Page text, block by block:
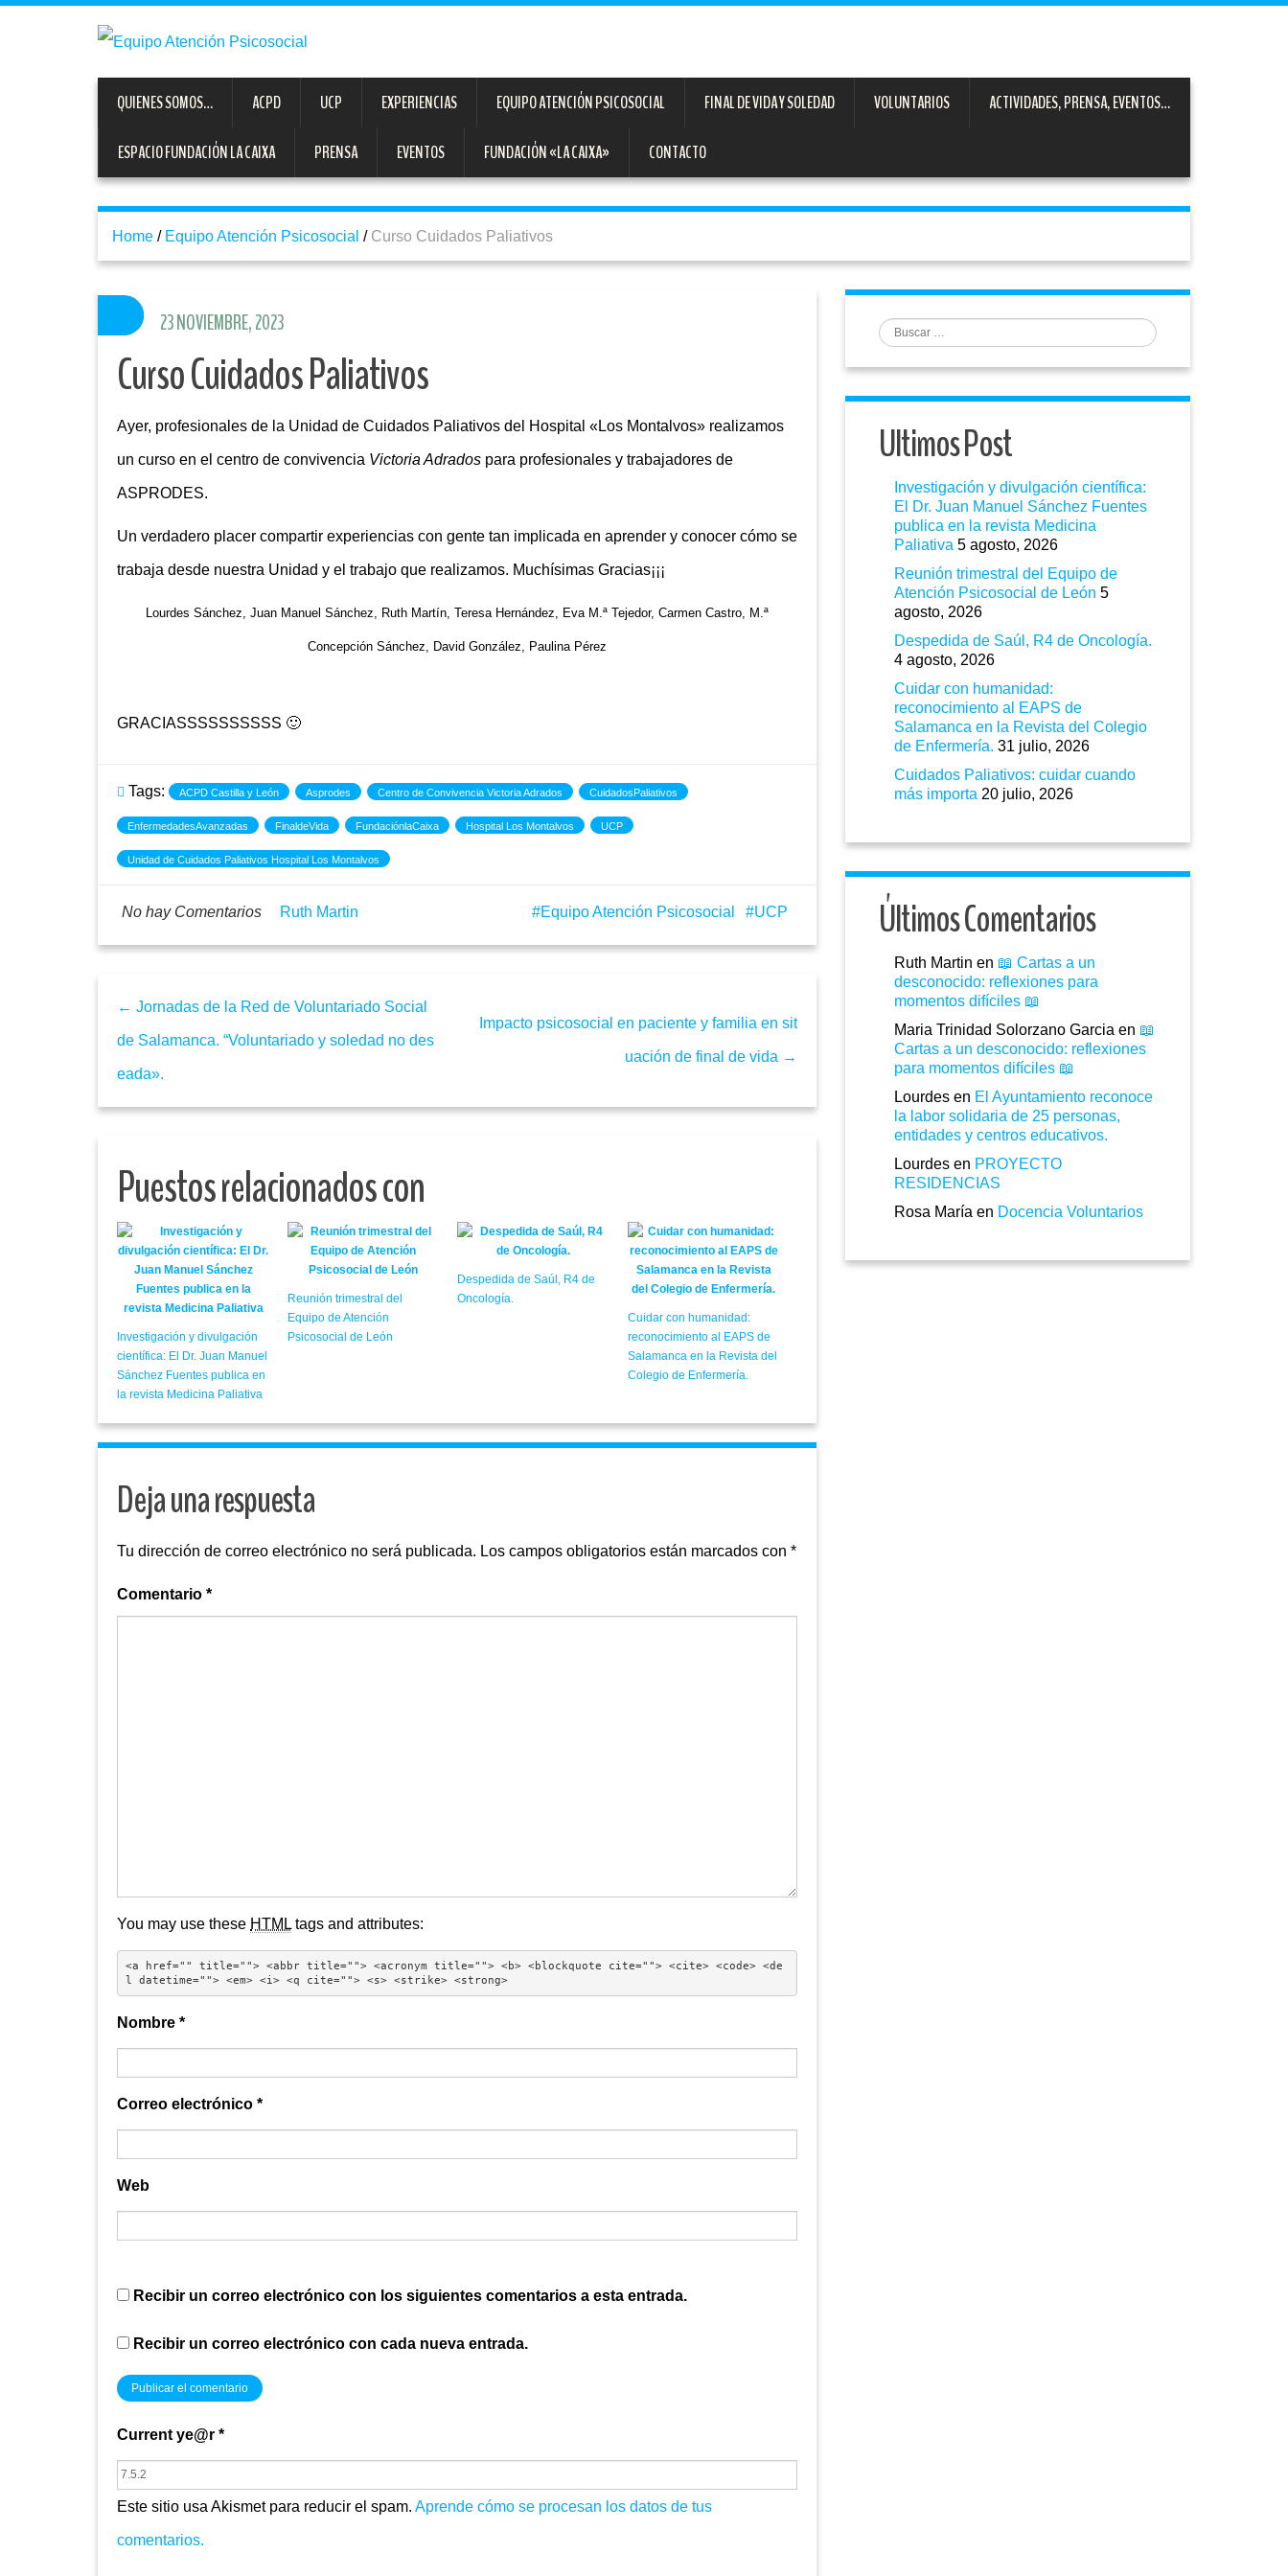
QUIENES SOMOS… ACPD UCP EXPERIENCIAS EQUIPO ATENCIÓN PSICOSOCIAL FINAL DE VIDA Y SOLEDAD VOLUNTARIOS ACTIVIDADES, PRENSA, EVENTOS…
ESPACIO FUNDACIÓN LA CAIXA PRENSA EVENTOS FUNDACIÓN «LA CAIXA» CONTACTO
Home / Equipo Atención Psicosocial / Curso Cuidados Paliativos
Curso Cuidados Paliativos
Ayer, profesionales de la Unidad de Cuidados Paliativos del Hospital «Los Montalvos» realizamos
un curso en el centro de convivencia Victoria Adrados para profesionales y trabajadores de
ASPRODES.
Un verdadero placer compartir experiencias con gente tan implicada en aprender y conocer cómo se
trabaja desde nuestra Unidad y el trabajo que realizamos. Muchísimas Gracias¡¡¡
Lourdes Sánchez, Juan Manuel Sánchez, Ruth Martín, Teresa Hernández, Eva M.ª Tejedor, Carmen Castro, M.ª
Concepción Sánchez, David González, Paulina Pérez
GRACIASSSSSSSSSS 🙂
Tags: ACPD Castilla y León Asprodes Centro de Convivencia Victoria Adrados CuidadosPaliativos
EnfermedadesAvanzadas FinaldeVida FundaciónlaCaixa Hospital Los Montalvos UCP
Unidad de Cuidados Paliativos Hospital Los Montalvos
23 NOVIEMBRE, 2023
Equipo Atención Psicosocial UCP
No hay Comentarios Ruth Martin
← Jornadas de la Red de Voluntariado Social
de Salamanca. “Voluntariado y soledad no des
eada».
Impacto psicosocial en paciente y familia en sit
uación de final de vida →
Puestos relacionados con
Investigación y divulgación
científica: El Dr. Juan Manuel
Sánchez Fuentes publica en
la revista Medicina Paliativa
Reunión trimestral del
Equipo de Atención
Psicosocial de León
Despedida de Saúl, R4 de
Oncología.
Cuidar con humanidad:
reconocimiento al EAPS de
Salamanca en la Revista del
Colegio de Enfermería.
Deja una respuesta
Tu dirección de correo electrónico no será publicada. Los campos obligatorios están marcados con *
Comentario *
You may use these HTML tags and attributes:
<a href="" title=""> <abbr title=""> <acronym title=""> <b> <blockquote cite=""> <cite> <code> <de
l datetime=""> <em> <i> <q cite=""> <s> <strike> <strong>
Nombre *
Correo electrónico *
Web
Recibir un correo electrónico con los siguientes comentarios a esta entrada.
Recibir un correo electrónico con cada nueva entrada.
Current ye@r *
Este sitio usa Akismet para reducir el spam. Aprende cómo se procesan los datos de tus
comentarios.
Buscar
Ultimos Post
Investigación y divulgación científica:
El Dr. Juan Manuel Sánchez Fuentes
publica en la revista Medicina
Paliativa 5 agosto, 2026
Reunión trimestral del Equipo de
Atención Psicosocial de León 5
agosto, 2026
Despedida de Saúl, R4 de Oncología.
4 agosto, 2026
Cuidar con humanidad:
reconocimiento al EAPS de
Salamanca en la Revista del Colegio
de Enfermería. 31 julio, 2026
Cuidados Paliativos: cuidar cuando
más importa 20 julio, 2026
Últimos Comentarios
Ruth Martin en 📖 Cartas a un
desconocido: reflexiones para
momentos difíciles 📖
Maria Trinidad Solorzano Garcia en 📖
Cartas a un desconocido: reflexiones
para momentos difíciles 📖
Lourdes en El Ayuntamiento reconoce
la labor solidaria de 25 personas,
entidades y centros educativos.
Lourdes en PROYECTO
RESIDENCIAS
Rosa María en Docencia Voluntarios